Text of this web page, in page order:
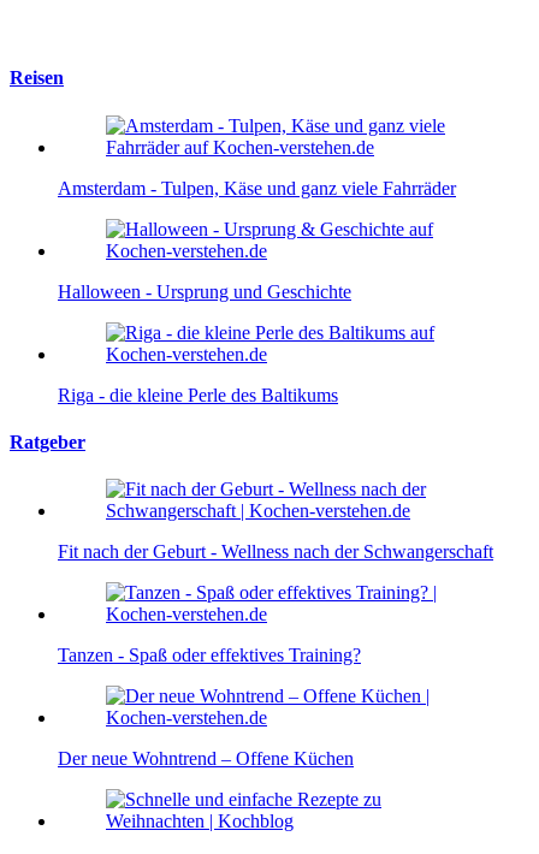
Reisen
Amsterdam - Tulpen, Käse und ganz viele Fahrräder
Halloween - Ursprung und Geschichte
Riga - die kleine Perle des Baltikums
Ratgeber
Fit nach der Geburt - Wellness nach der Schwangerschaft
Tanzen - Spaß oder effektives Training?
Der neue Wohntrend – Offene Küchen